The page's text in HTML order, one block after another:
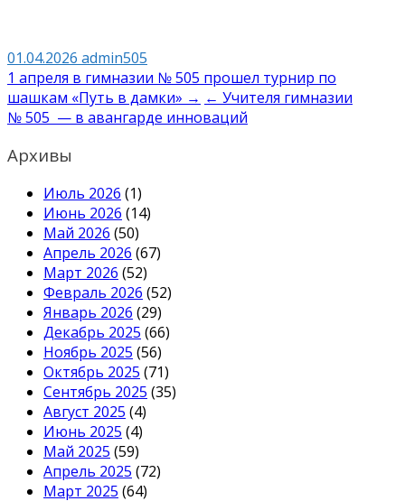
01.04.2026 admin505
Навигация
по
1 апреля в гимназии № 505 прошел турнир по
шашкам «Путь в дамки» → ← Учителя гимназии
№ 505 — в авангарде инноваций
Архивы
Июль 2026 (1)
Июнь 2026 (14)
Май 2026 (50)
Апрель 2026 (67)
Март 2026 (52)
Февраль 2026 (52)
Январь 2026 (29)
Декабрь 2025 (66)
Ноябрь 2025 (56)
Октябрь 2025 (71)
Сентябрь 2025 (35)
Август 2025 (4)
Июнь 2025 (4)
Май 2025 (59)
Апрель 2025 (72)
Март 2025 (64)